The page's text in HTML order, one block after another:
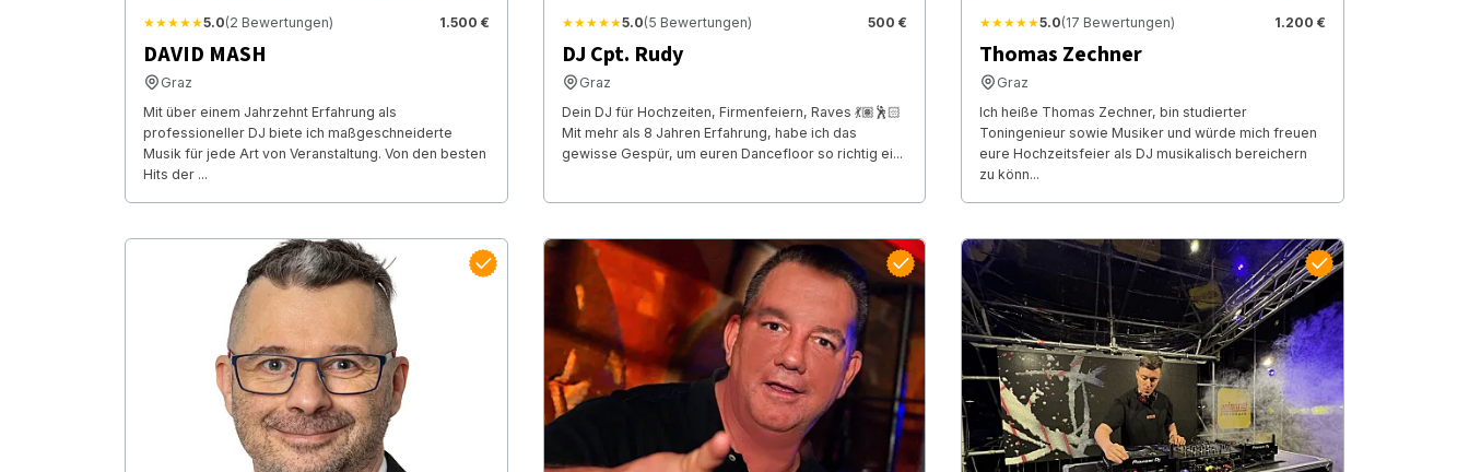
★★★★★5.0(2 Bewertungen) 1.500 €
DAVID MASH
Graz
Mit über einem Jahrzehnt Erfahrung als
professioneller DJ biete ich maßgeschneiderte
Musik für jede Art von Veranstaltung. Von den besten
Hits der ...
★★★★★5.0(5 Bewertungen) 500 €
DJ Cpt. Rudy
Graz
Dein DJ für Hochzeiten, Firmenfeiern, Raves 💃🏽🕺🏻
Mit mehr als 8 Jahren Erfahrung, habe ich das
gewisse Gespür, um euren Dancefloor so richtig ei...
★★★★★5.0(17 Bewertungen) 1.200 €
Thomas Zechner
Graz
Ich heiße Thomas Zechner, bin studierter
Toningenieur sowie Musiker und würde mich freuen
eure Hochzeitsfeier als DJ musikalisch bereichern
zu könn...